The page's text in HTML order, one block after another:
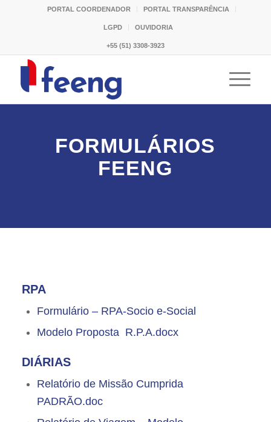
PORTAL COORDENADOR PORTAL TRANSPARÊNCIA
LGPD OUVIDORIA
+55 (51) 3308-3923
FORMULÁRIOS
FEENG
RPA
Formulário – RPA-Socio e-Social
Modelo Proposta R.P.A.docx
DIÁRIAS
Relatório de Missão Cumprida
PADRÃO.doc